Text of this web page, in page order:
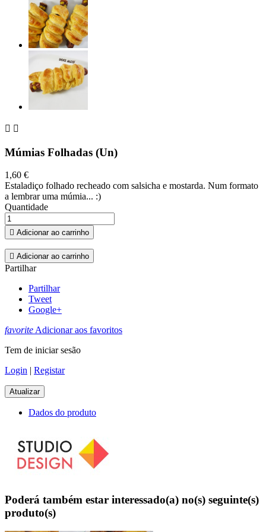
 
Múmias Folhadas (Un)
1,60 €
Estaladiço folhado recheado com salsicha e mostarda. Num formato
a lembrar uma múmia... :)
Quantidade
 Adicionar ao carrinho
 Adicionar ao carrinho
Partilhar
Partilhar
Tweet
Google+
favoriteAdicionar aos favoritos
Tem de iniciar sesão
Login | Registar
Dados do produto
Poderá também estar interessado(a) no(s) seguinte(s)
produto(s)